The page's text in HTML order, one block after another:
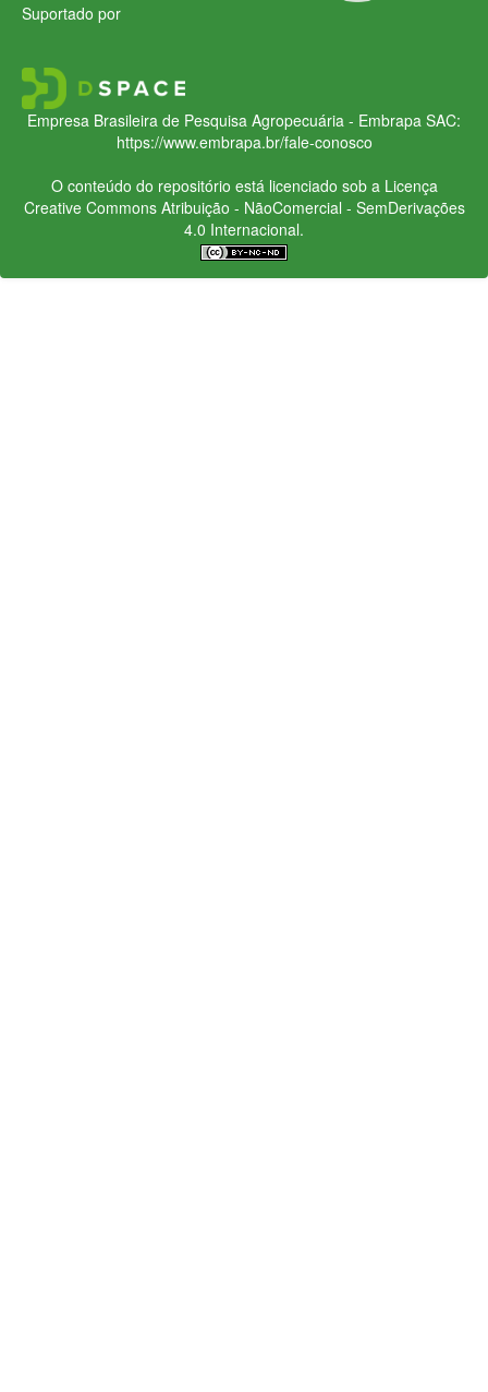
Suportado por
Empresa Brasileira de Pesquisa Agropecuária - Embrapa SAC:
https://www.embrapa.br/fale-conosco
O conteúdo do repositório está licenciado sob a Licença
Creative CommonsAtribuição - NãoComercial - SemDerivações
4.0 Internacional.